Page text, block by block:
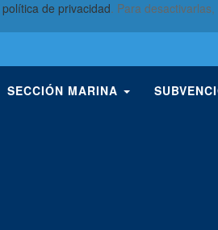
política de privacidad. Para
SECCIÓN MARINA